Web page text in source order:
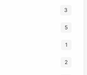
3
5
1
2